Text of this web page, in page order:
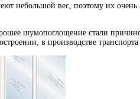
небольшой вес, поэтому их очень
шумопоглощение стали
в производстве